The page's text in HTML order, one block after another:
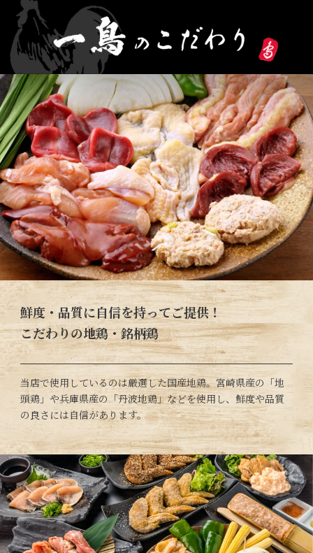
鮮度・品質に自信を持ってご提供！
こだわりの地鶏・銘柄鶏
当店で使用しているのは厳選した国産地鶏。宮崎県産の「地
頭鶏」や兵庫県産の「丹波地鶏」などを使用し、鮮度や品質
の良さには自信があります。